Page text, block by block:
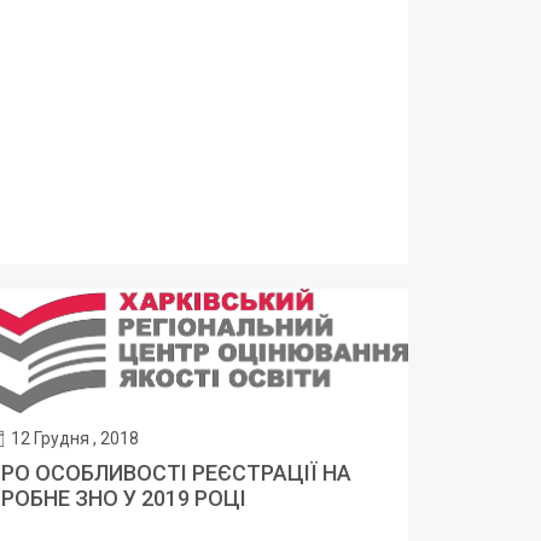
12 Грудня , 2018
ОСОБЛИВОСТІ РЕЄСТРАЦІЇ НА
ЗНО У 2019 РОЦІ